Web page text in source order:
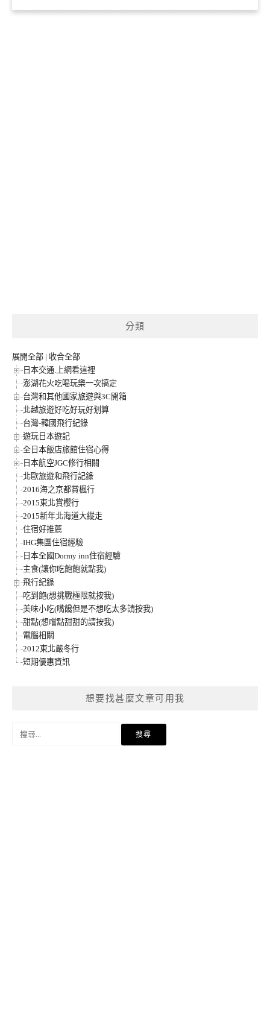
分類
展開全部 | 收合全部
日本交通.上網看這裡
澎湖花火吃喝玩樂一次搞定
台灣和其他國家旅遊與3C開箱
北越旅遊好吃好玩好划算
台灣-韓國飛行紀錄
遊玩日本遊記
全日本飯店旅館住宿心得
日本航空JGC修行相關
北歐旅遊和飛行記錄
2016海之京都賞楓行
2015東北賞櫻行
2015新年北海道大縱走
住宿好推薦
IHG集團住宿經驗
日本全國Dormy inn住宿經驗
主食(讓你吃飽飽就點我)
飛行紀錄
吃到飽(想挑戰極限就按我)
美味小吃(嘴饞但是不想吃太多請按我)
甜點(想嚐點甜甜的請按我)
電腦相關
2012東北嚴冬行
短期優惠資訊
想要找甚麼文章可用我